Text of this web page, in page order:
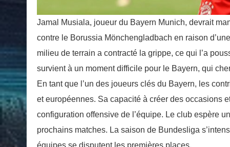
Jamal Musiala, joueur du Bayern Munich, devrait
contre le Borussia Mönchengladbach en raison
milieu de terrain a contracté la grippe, ce qui l’a
survient à un moment difficile pour le Bayern, qui
En tant que l’un des joueurs clés du Bayern, les
et européennes. Sa capacité à créer des occasions
configuration offensive de l’équipe. Le club espère
prochains matches. La saison de Bundesliga